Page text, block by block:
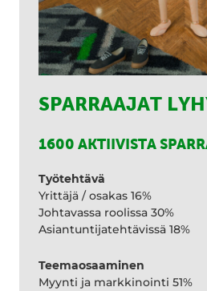
SPARRAAJAT
1600 AKTIIVISTA
Työtehtävä
Yrittäjä / osakas 16%
Johtavassa roolissa 30%
Asiantuntijatehtävissä 18%
Teemaosaaminen
Myynti ja markkinointi 51%